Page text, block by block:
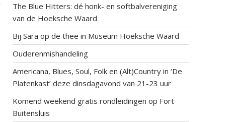
The Blue Hitters: dé honk- en softbalvereniging
van de Hoeksche Waard
Bij Sara op de thee in Museum Hoeksche Waard
Ouderenmishandeling
Americana, Blues, Soul, Folk en (Alt)Country in ‘De
Platenkast’ deze dinsdagavond van 21-23 uur
Komend weekend gratis rondleidingen op Fort
Buitensluis